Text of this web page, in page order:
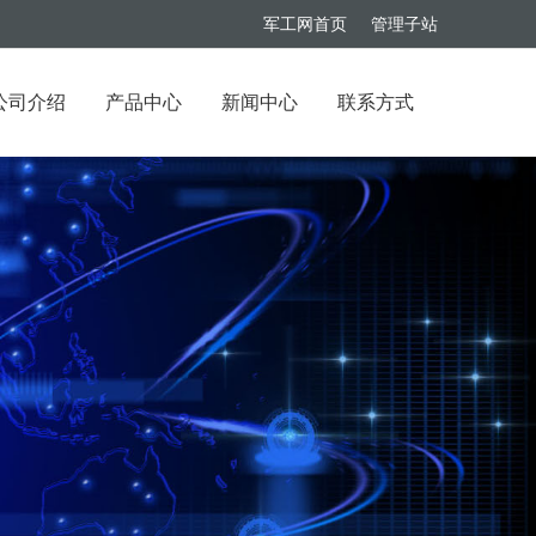
军工网首页 管理子站
司介绍 产品中心 新闻中心 联系方式